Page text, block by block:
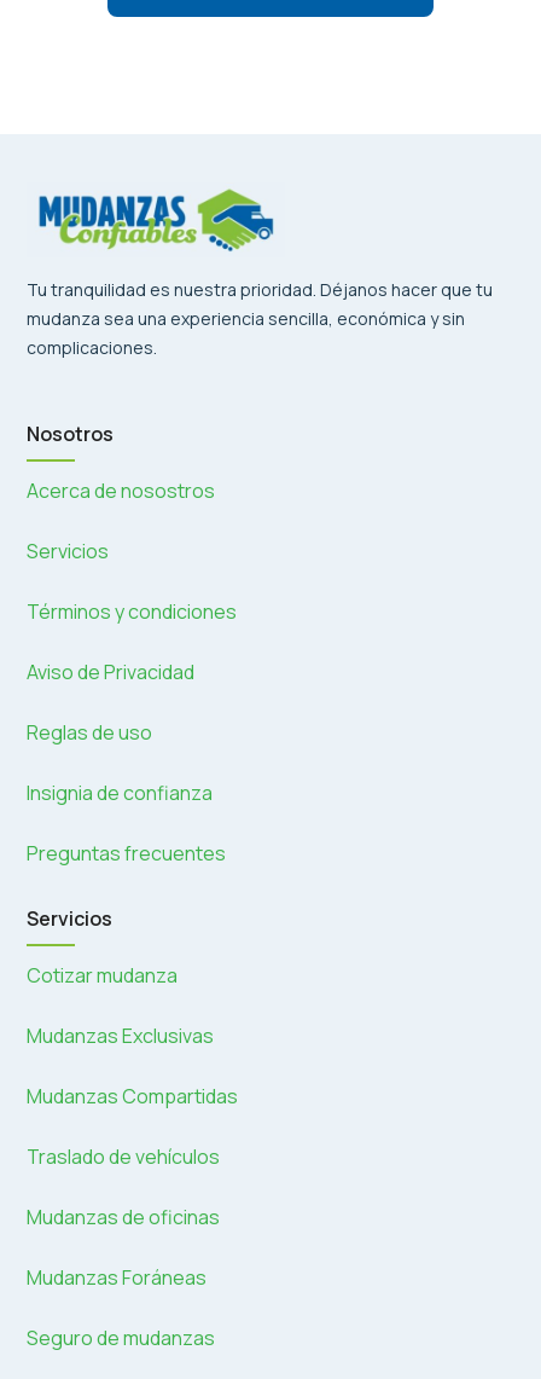
Tu tranquilidad es nuestra prioridad. Déjanos hacer que tu
mudanza sea una experiencia sencilla, económica y sin
complicaciones.
Nosotros
Acerca de nosostros
Servicios
Términos y condiciones
Aviso de Privacidad
Reglas de uso
Insignia de confianza
Preguntas frecuentes
Servicios
Cotizar mudanza
Mudanzas Exclusivas
Mudanzas Compartidas
Traslado de vehículos
Mudanzas de oficinas
Mudanzas Foráneas
Seguro de mudanzas